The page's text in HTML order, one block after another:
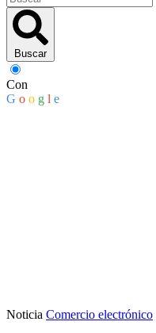
Buscar
Con
G o o g l e
Noticia Comercio electrónico